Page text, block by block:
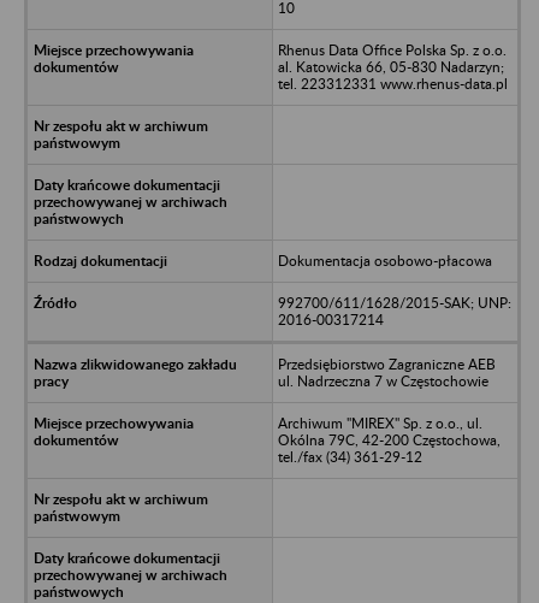
10
Rhenus Data Office Polska Sp. z o.o.
al. Katowicka 66, 05-830 Nadarzyn;
tel. 223312331 www.rhenus-data.pl
Dokumentacja osobowo-płacowa
992700/611/1628/2015-SAK; UNP:
2016-00317214
Przedsiębiorstwo Zagraniczne AEB
ul. Nadrzeczna 7 w Częstochowie
Archiwum "MIREX" Sp. z o.o., ul.
Okólna 79C, 42-200 Częstochowa,
tel./fax (34) 361-29-12